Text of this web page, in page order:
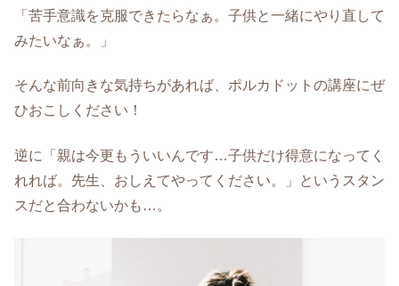
「苦手意識を克服できたらなぁ。子供と一緒にやり直して
みたいなぁ。」
そんな前向きな気持ちがあれば、ポルカドットの講座にぜ
ひおこしください！
逆に「親は今更もういいんです…子供だけ得意になってく
れれば。先生、おしえてやってください。」というスタン
スだと合わないかも…。